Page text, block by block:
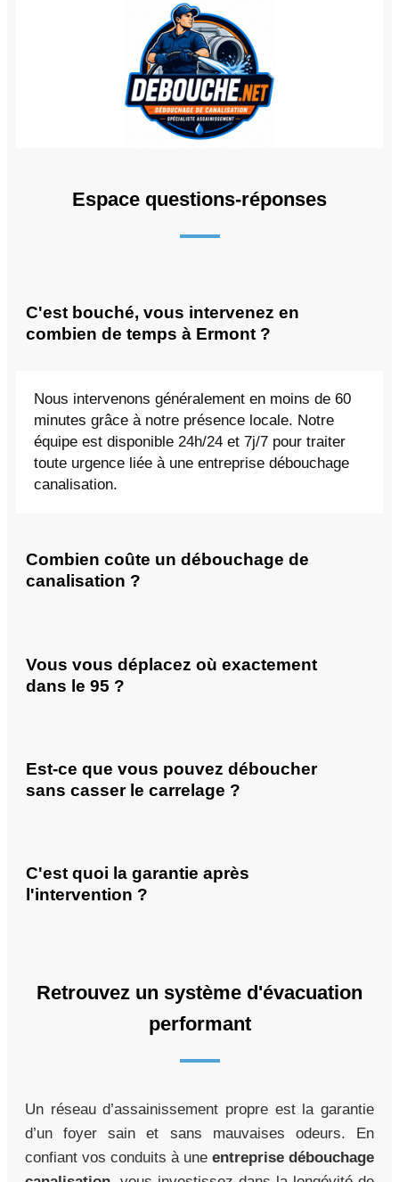
Espace questions-réponses
C'est bouché, vous intervenez en
combien de temps à Ermont ?
Nous intervenons généralement en moins de 60
minutes grâce à notre présence locale. Notre
équipe est disponible 24h/24 et 7j/7 pour traiter
toute urgence liée à une entreprise débouchage
canalisation.
Combien coûte un débouchage de
canalisation ?
Vous vous déplacez où exactement
dans le 95 ?
Est-ce que vous pouvez déboucher
sans casser le carrelage ?
C'est quoi la garantie après
l'intervention ?
Retrouvez un système d'évacuation
performant
Un réseau d’assainissement propre est la garantie
d’un foyer sain et sans mauvaises odeurs. En
confiant vos conduits à une entreprise débouchage